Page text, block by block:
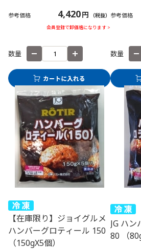
参考価格 4,420円 （税抜）
会員登録で卸価格になります >
数量
参考価格
数量
【在庫限り】ジョイグルメ
ハンバーグロティール 150
（150gX5個）
JG ハ
80 （